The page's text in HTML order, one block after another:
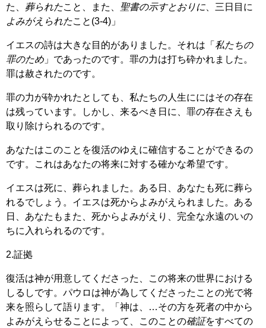
た、 葬られたこと、また、 聖書の示すとおりに 、三日目に
よみがえられたこと(3-4)」
イエスの詩は大きな目的がありました。それは「 私たちの
罪のため 」であったのです。罪の力は打ち砕かれました。
罪は赦されたのです。
罪の力が砕かれたとしても、私たちの人生ににはその存在
は残っています。しかし、来るべき日に、罪の存在さえも
取り除けられるのです。
あなたはこのことを復活のゆえに確信することができるの
です。これはあなたの将来に対する確かな希望です。
イエスは死に、葬られました。ある日、あなたも死に葬ら
れるでしょう。イエスは死からよみがえられました。ある
日、あなたもまた、死からよみがえり、完全な永遠のいの
ちに入れられるのです。
2.証拠
復活は神が用意してくださった、この将来の世界における
しるしです。パウロは神が為してくださったことの光で将
来を照らして語ります。「神は、…その方を死者の中から
よみがえらせることによって、このことの確証をすべての